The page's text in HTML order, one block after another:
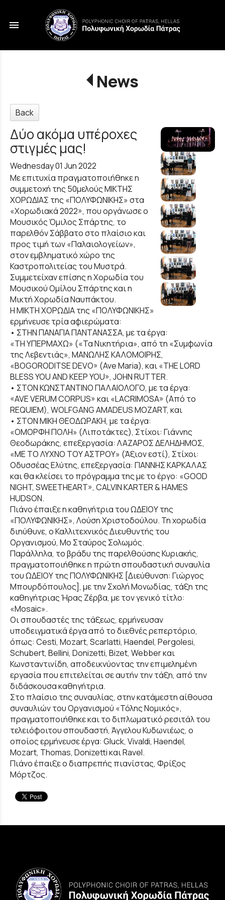
menu
News
Back
Δύο ακόμα υπέροχες
στιγμές μας!
Wednesday 01 Jun 2022
Με επιτυχία πραγματοποιήθηκε η
συμμετοχή της 50μελούς ΜΙΚΤΗΣ
ΧΟΡΩΔΙΑΣ της «ΠΟΛΥΦΩΝΙΚΗΣ» στα
«Χορωδιακά 2022», που οργάνωσε ο
Μουσικός Όμιλος Σπάρτης, το
παρελθόν Σάββατο στο πλαίσιο και
προς τιμή των «Παλαιολογείων»,
στον εμβληματικό χώρο της
Καστροπολιτείας του Μυστρά.
Συμμετείχαν επίσης η Χορωδία του
Μουσικού Ομίλου Σπάρτης και η
Μικτή Χορωδία Ναυπάκτου.
Η ΜΙΚΤΗ ΧΟΡΩΔΙΑ της «ΠΟΛΥΦΩΝΙΚΗΣ»
ερμήνευσε τρία αφιερώματα:
• ΣΤΗΝ ΠΑΝΑΓΙΑ ΠΑΝΤΑΝΑΣΣΑ, με τα έργα:
«ΤΗ ΥΠΕΡΜΑΧΩ» («Τα Νικητήρια», από τη «Συμφωνία
της Λεβεντιάς», ΜΑΝΩΛΗΣ ΚΑΛΟΜΟΙΡΗΣ,
«BOGORODITSE DEVO» (Ave Maria), και «THE LORD
BLESS YOU AND KEEP YOU», JOHN RUTTER.
• ΣΤΟΝ ΚΩΝΣΤΑΝΤΙΝΟ ΠΑΛΑΙΟΛΟΓΟ, με τα έργα:
«AVE VERUM CORPUS» και «LACRIMOSA» (Από το
REQUIEM), WOLFGANG AMADEUS MOZART, και
• ΣΤΟΝ ΜΙΚΗ ΘΕΟΔΩΡΑΚΗ, με τα έργα:
«ΟΜΟΡΦΗ ΠΟΛΗ» (Λιποτάκτες), Στίχοι: Γιάννης
Θεοδωράκης, επεξεργασία: ΛΑΖΑΡΟΣ ΔΕΛΗΔΗΜΟΣ,
«ΜΕ ΤΟ ΛΥΧΝΟ ΤΟΥ ΑΣΤΡΟΥ» (Άξιον εστί), Στίχοι:
Οδυσσέας Ελύτης, επεξεργασία: ΓΙΑΝΝΗΣ ΚΑΡΚΑΛΑΣ
και θα κλείσει το πρόγραμμα της με το έργο: «GOOD
NIGHT, SWEETHEART», CALVIN KARTER & HAMES
HUDSON.
Πιάνο έπαιξε η καθηγήτρια του ΩΔΕΙΟΥ της
«ΠΟΛΥΦΩΝΙΚΗΣ», Λούση Χριστοδούλου. Τη χορωδία
διηύθυνε, ο Καλλιτεχνικός Διευθυντής του
Οργανισμού, Μο Σταύρος Σολωμός.
Παράλληλα, το βράδυ της παρελθούσης Κυριακής,
πραγματοποιήθηκε η πρώτη σπουδαστική συναυλία
του ΩΔΕΙΟΥ της ΠΟΛΥΦΩΝΙΚΗΣ [Διεύθυνση: Γιώργος
Μπουρδόπουλος], με την Σχολή Μονωδίας, τάξη της
καθηγήτριας Ήρας Ζέρβα, με τον γενικό τίτλο:
«Mosaic».
Οι σπουδαστές της τάξεως, ερμήνευσαν
υποδειγματικά έργα από το διεθνές ρεπερτόριο,
όπως: Cesti, Mozart, Scarlatti, Haendel, Pergolesi,
Schubert, Bellini, Donizetti, Bizet, Webber και
Κωνσταντινίδη, αποδεικνύοντας την επιμελημένη
εργασία που επιτελείται σε αυτήν την τάξη, από την
διδάσκουσα καθηγήτρια.
Στο πλαίσιο της συναυλίας, στην κατάμεστη αίθουσα
συναυλιών του Οργανισμού «Τόλης Νομικός»,
πραγματοποιήθηκε και το διπλωματικό ρεσιτάλ του
τελειόφοιτου σπουδαστή, Άγγελου Κυδωνιέως, ο
οποίος ερμήνευσε έργα: Gluck, Vivaldi, Haendel,
Mozart, Thomas, Donizetti και Ravel.
Πιάνο έπαιξε ο διαπρεπής πιανίστας, Φρίξος
Μόρτζος.